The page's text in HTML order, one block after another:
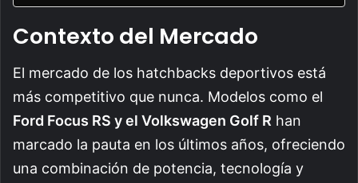
Contexto del Mercado
El mercado de los hatchbacks deportivos está
más competitivo que nunca. Modelos como el
Ford Focus RS y el Volkswagen Golf R han
marcado la pauta en los últimos años, ofreciendo
una combinación de potencia, tecnología y